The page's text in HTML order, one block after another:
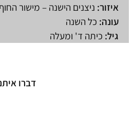
איזור: ניצנים הישנה – מישור
עונה: כל השנה
גיל: כיתה ד' ומעלה
דברו